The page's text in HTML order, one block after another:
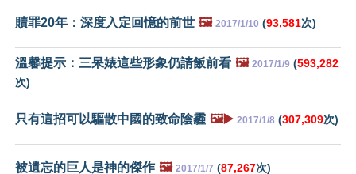
贖罪20年：深度入定回憶的前世 🖼️ 2017/1/10 (93,581次)
溫馨提示：三呆婊這些形象仍請飯前看 🖼️ 2017/1/9 (593,282
次)
只有這招可以驅散中國的致命陰霾 🖼️▶️ 2017/1/8 (307,309次)
被遺忘的巨人是神的傑作 🖼️ 2017/1/7 (87,267次)